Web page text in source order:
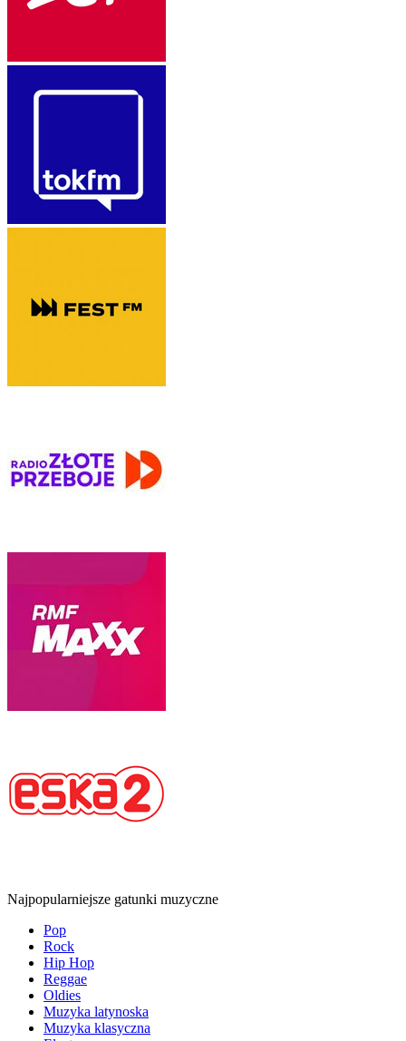
Najpopularniejsze gatunki muzyczne
Pop
Rock
Hip Hop
Reggae
Oldies
Muzyka latynoska
Muzyka klasyczna